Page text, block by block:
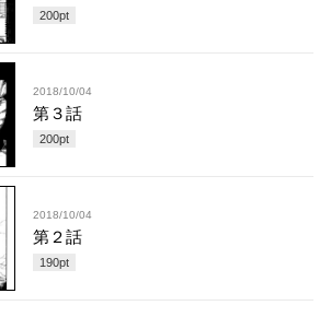
200pt
2018/10/04
第３話
200pt
2018/10/04
第２話
190pt